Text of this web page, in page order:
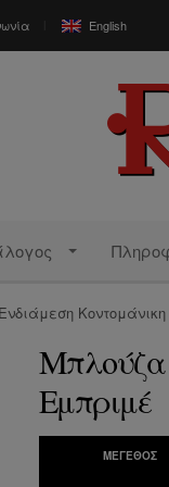
English
Μπλούζα
Εμπριμέ
ΜΈΓΕΘΟΣ